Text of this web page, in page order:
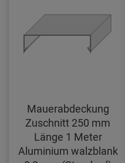
Mauerabdeckung
Zuschnitt 250 mm
Länge 1 Meter
Aluminium walzblank